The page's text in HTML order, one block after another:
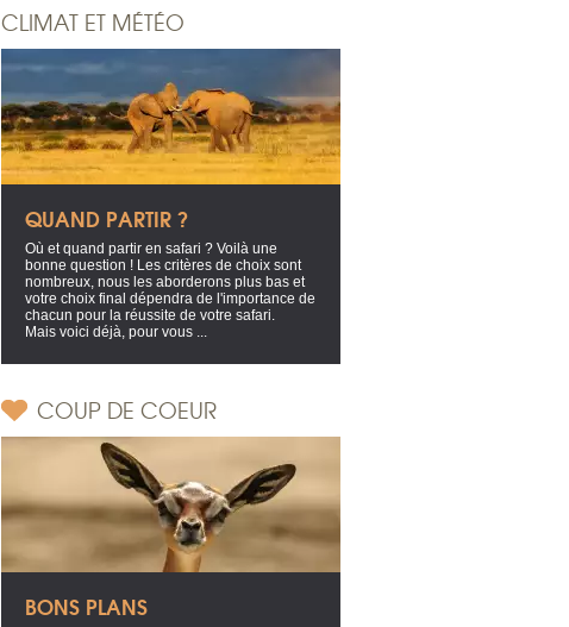
CLIMAT ET MÉTÉO
QUAND PARTIR ?
Où et quand partir en safari ? Voilà une
bonne question ! Les critères de choix sont
nombreux, nous les aborderons plus bas et
votre choix final dépendra de l'importance de
chacun pour la réussite de votre safari.
Mais voici déjà, pour vous ...
COUP DE COEUR
BONS PLANS